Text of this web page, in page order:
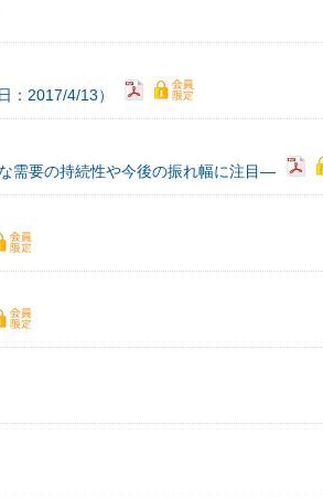
：2017/4/13）
需要の持続性や今後の振れ幅に注目―